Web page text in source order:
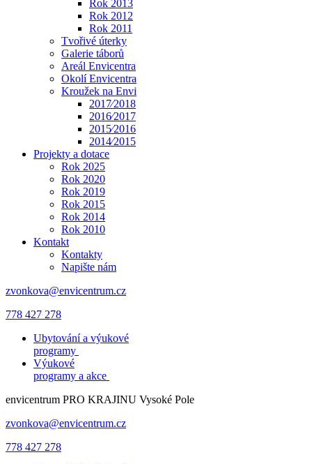
Rok 2013
Rok 2012
Rok 2011
Tvořivé úterky
Galerie táborů
Areál Envicentra
Okolí Envicentra
Kroužek na Envi
2017⁄2018
2016⁄2017
2015⁄2016
2014⁄2015
Projekty a dotace
Rok 2025
Rok 2020
Rok 2019
Rok 2015
Rok 2014
Rok 2010
Kontakt
Kontakty
Napište nám
zvonkova@envicentrum.cz
778 427 278
Ubytování a výukové
programy
Výukové
programy a akce
envicentrum PRO KRAJINU Vysoké Pole
zvonkova@envicentrum.cz
778 427 278